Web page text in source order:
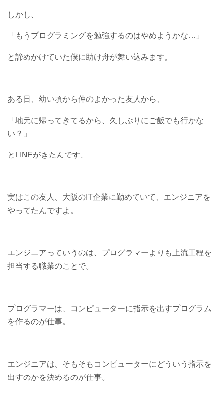
しかし、
「もうプログラミングを勉強するのはやめようかな…」
と諦めかけていた僕に助け舟が舞い込みます。
ある日、幼い頃から仲のよかった友人から、
「地元に帰ってきてるから、久しぶりにご飯でも行かな
い？」
とLINEがきたんです。
実はこの友人、大阪のIT企業に勤めていて、エンジニアを
やってたんですよ。
エンジニアっていうのは、プログラマーよりも上流工程を
担当する職業のことで。
プログラマーは、コンピューターに指示を出すプログラム
を作るのが仕事。
エンジニアは、そもそもコンピューターにどういう指示を
出すのかを決めるのが仕事。